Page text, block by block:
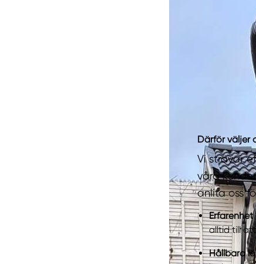
Därför väljer
Vi strävar
våra
anlita oss
alltid till
Hållbara